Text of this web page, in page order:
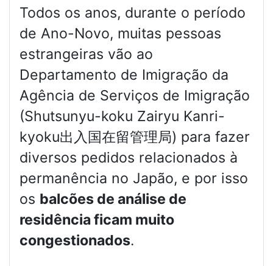
Todos os anos, durante o período
de Ano-Novo, muitas pessoas
estrangeiras vão ao
Departamento de Imigração da
Agência de Serviços de Imigração
(Shutsunyu-koku Zairyu Kanri-
kyoku出入国在留管理局) para fazer
diversos pedidos relacionados à
permanência no Japão, e por isso
os balcões de análise de
residência ficam muito
congestionados.